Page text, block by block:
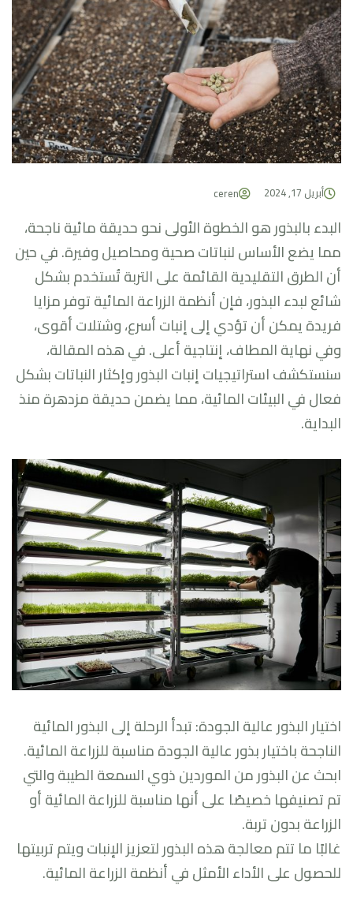
أبريل 17, 2024 ceren
البدء بالبذور هو الخطوة الأولى نحو حديقة مائية ناجحة،
مما يضع الأساس لنباتات صحية ومحاصيل وفيرة. في حين
أن الطرق التقليدية القائمة على التربة تُستخدم بشكل
شائع لبدء البذور، فإن أنظمة الزراعة المائية توفر مزايا
فريدة يمكن أن تؤدي إلى إنبات أسرع، وشتلات أقوى،
وفي نهاية المطاف، إنتاجية أعلى. في هذه المقالة،
سنستكشف استراتيجيات إنبات البذور وإكثار النباتات بشكل
فعال في البيئات المائية، مما يضمن حديقة مزدهرة منذ
البداية.
اختيار البذور عالية الجودة: تبدأ الرحلة إلى البذور المائية
الناجحة باختيار بذور عالية الجودة مناسبة للزراعة المائية.
ابحث عن البذور من الموردين ذوي السمعة الطيبة والتي
تم تصنيفها خصيصًا على أنها مناسبة للزراعة المائية أو
الزراعة بدون تربة.
غالبًا ما تتم معالجة هذه البذور لتعزيز الإنبات ويتم تربيتها
للحصول على الأداء الأمثل في أنظمة الزراعة المائية.